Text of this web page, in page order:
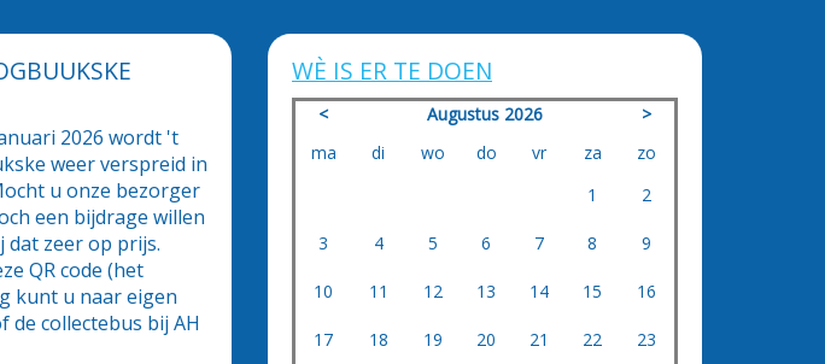
2026 wordt 't
weer verspreid in
u onze bezorger
een bijdrage willen
dat zeer op prijs.
QR code (het
kunt u naar eigen
de collectebus bij AH
WÈ IS ER TE DOEN
< Augustus 2026
>
ma
di wo do vr za
zo
1
2
3 4 5 6 7 8 9
10 11 12 13 14 15 16
17 18 19 20 21 22 23